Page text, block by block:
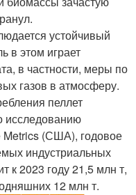
устойчивый
в этом играет
в частности, меры по
газов в атмосферу.
пеллет
исследованию
Metrics (США), годовое
индустриальных
к 2023 году 21,5 млн т,
12 млн т.